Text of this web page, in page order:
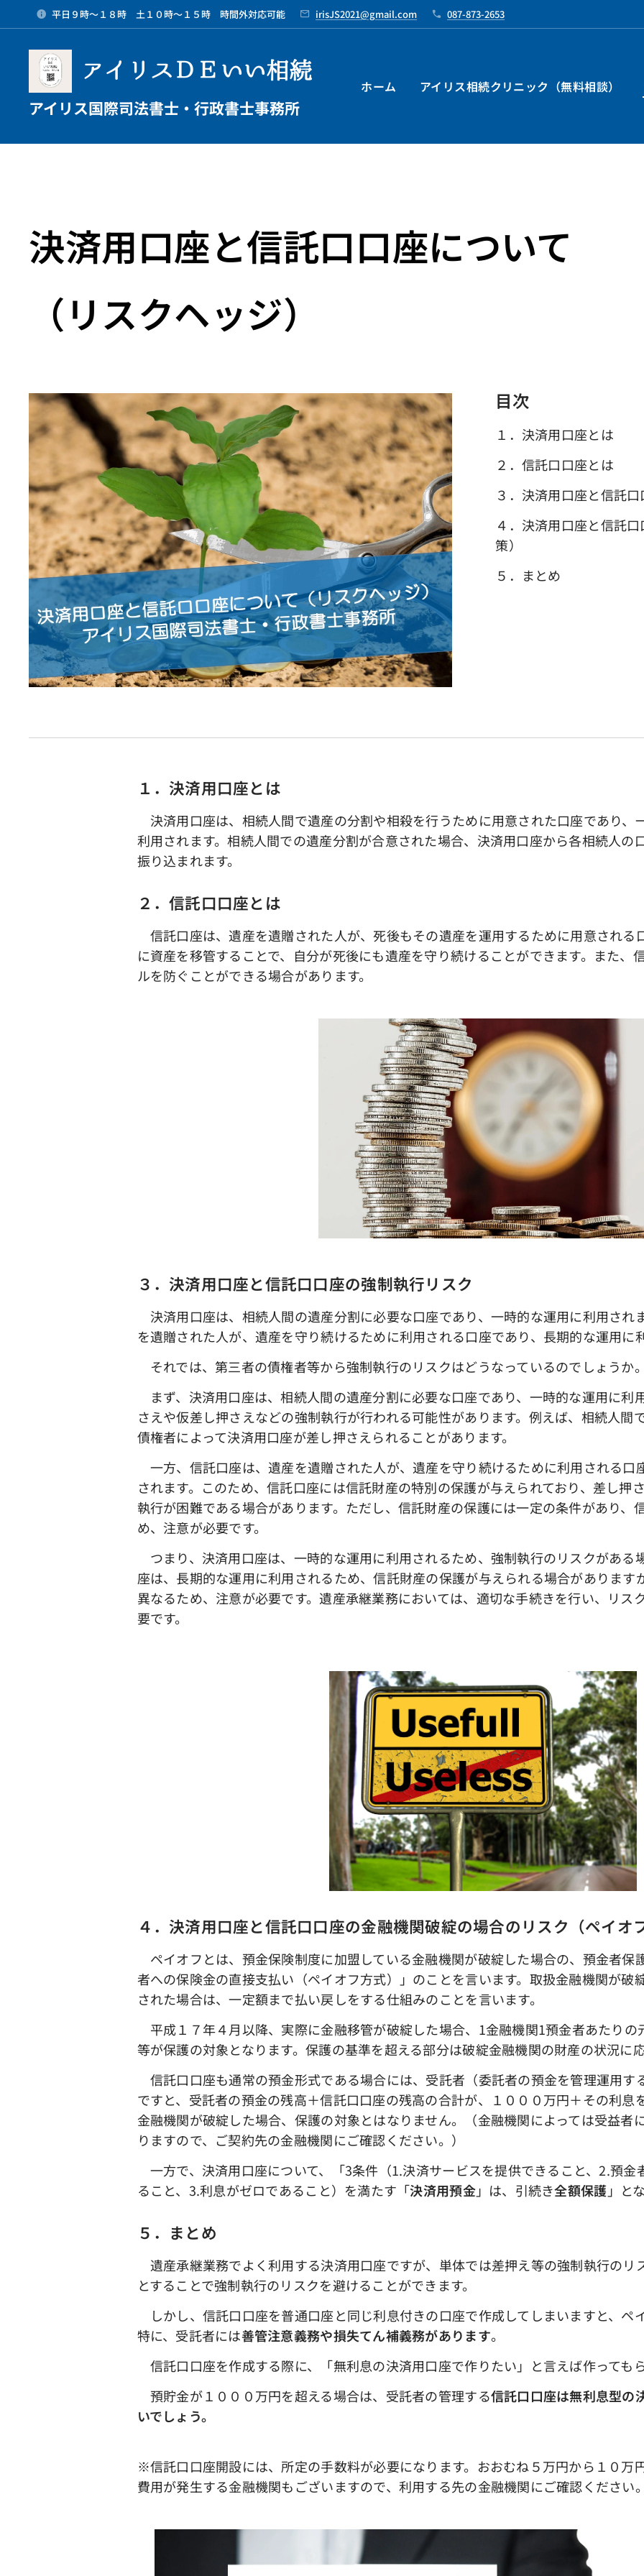
平日９時～１８時 土１０時～１５時 時間外対応可能 irisJS2021@gmail.com 087-873-2653
アイリスＤＥいい相続
アイリス国際司法書士・行政書士事務所
ホーム アイリス相続クリニック（無料相談）
決済用口座と信託口口座について
（リスクヘッジ）
目次
１．決済用口座とは
２．信託口口座とは
３．決済用口座と信託
４．決済用口座と信託
策）
５．まとめ
１．決済用口座とは
決済用口座は、相続人間で遺産の分割や相殺を行うために用意された口座であり、
利用されます。相続人間での遺産分割が合意された場合、決済用口座から各相続人の
振り込まれます。
２．信託口口座とは
信託口座は、遺産を遺贈された人が、死後もその遺産を運用するために用意される
に資産を移管することで、自分が死後にも遺産を守り続けることができます。また、
ルを防ぐことができる場合があります。
３．決済用口座と信託口口座の強制執行リスク
決済用口座は、相続人間の遺産分割に必要な口座であり、一時的な運用に利用され
を遺贈された人が、遺産を守り続けるために利用される口座であり、長期的な運用に
それでは、第三者の債権者等から強制執行のリスクはどうなっているのでしょうか
まず、決済用口座は、相続人間の遺産分割に必要な口座であり、一時的な運用に利
さえや仮差し押さえなどの強制執行が行われる可能性があります。例えば、相続人間
債権者によって決済用口座が差し押さえられることがあります。
一方、信託口座は、遺産を遺贈された人が、遺産を守り続けるために利用される口
されます。このため、信託口座には信託財産の特別の保護が与えられており、差し押
執行が困難である場合があります。ただし、信託財産の保護には一定の条件があり、
め、注意が必要です。
つまり、決済用口座は、一時的な運用に利用されるため、強制執行のリスクがある
座は、長期的な運用に利用されるため、信託財産の保護が与えられる場合があります
異なるため、注意が必要です。遺産承継業務においては、適切な手続きを行い、リス
要です。
４．決済用口座と信託口口座の金融機関破綻の場合のリスク（ペイオ
ペイオフとは、預金保険制度に加盟している金融機関が破綻した場合の、預金者保
者への保険金の直接支払い（ペイオフ方式）」のことを言います。取扱金融機関が破
された場合は、一定額まで払い戻しをする仕組みのことを言います。
平成１７年４月以降、実際に金融移管が破綻した場合、1金融機関1預金者あたり
等が保護の対象となります。保護の基準を超える部分は破綻金融機関の財産の状況に
信託口口座も通常の預金形式である場合には、受託者（委託者の預金を管理運用す
ですと、受託者の預金の残高＋信託口口座の残高の合計が、１０００万円＋その利息
金融機関が破綻した場合、保護の対象とはなりません。（金融機関によっては受益者
りますので、ご契約先の金融機関にご確認ください。）
一方で、決済用口座について、「3条件（1.決済サービスを提供できること、2.預金
ること、3.利息がゼロであること）を満たす「決済用預金」は、引続き全額保護 」と
５．まとめ
遺産承継業務でよく利用する決済用口座ですが、単体では差押え等の強制執行のリ
とすることで強制執行のリスクを避けることができます。
しかし、信託口口座を普通口座と同じ利息付きの口座で作成してしまいますと、ペ
特に、受託者には善管注意義務や損失てん補義務があります。
信託口口座を作成する際に、「無利息の決済用口座で作りたい」と言えば作っても
預貯金が１０００万円を超える場合は、受託者の管理する信託口口座は無利息型の
いでしょう。
※信託口口座開設には、所定の手数料が必要になります。おおむね５万円から１０万
費用が発生する金融機関もございますので、利用する先の金融機関にご確認ください